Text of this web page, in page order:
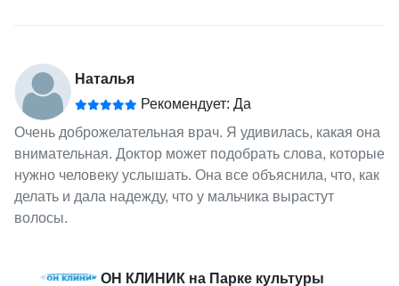
Наталья
Рекомендует: Да
Очень доброжелательная врач. Я удивилась, какая она
внимательная. Доктор может подобрать слова, которые
нужно человеку услышать. Она все объяснила, что, как
делать и дала надежду, что у мальчика вырастут
волосы.
ОН КЛИНИК на Парке культуры